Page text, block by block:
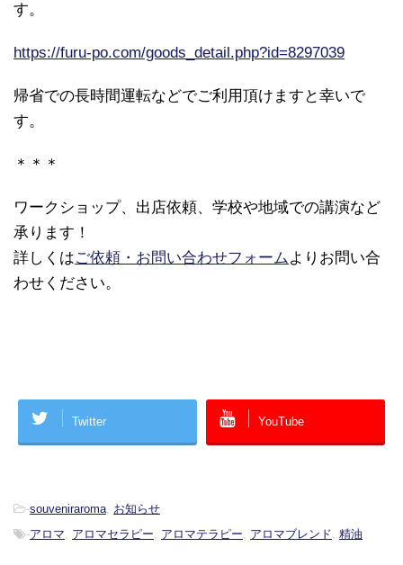
す。
https://furu-po.com/goods_detail.php?id=8297039
帰省での長時間運転などでご利用頂けますと幸いで
す。
＊＊＊
ワークショップ、出店依頼、学校や地域での講演など
承ります！
詳しくはご依頼・お問い合わせフォームよりお問い合
わせください。
Twitter YouTube
-souveniraroma, お知らせ
-アロマ, アロマセラピー, アロマテラピー, アロマブレンド, 精油